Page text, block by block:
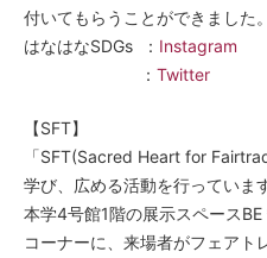
付いてもらうことができました。
はなはなSDGs ： Instagram
： Twitter
【SFT】
「SFT(Sacred Heart for
学び、広める活動を行っています
本学4号館1階の展示スペース
コーナーに、来場者がフェアト